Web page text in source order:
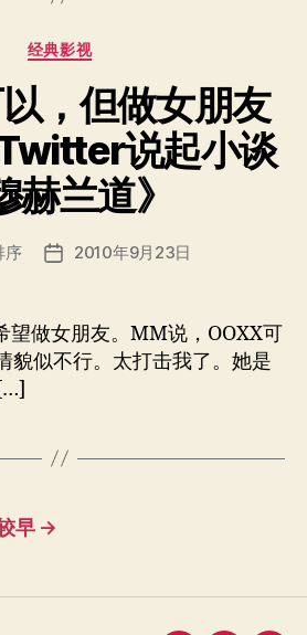
分
经典影视
，但做女朋友
说起小谈
赫兰道》
序
发
期
2010年9月23日
望做女朋友。MM说，OOXX可
貌似不行。太打击我了。她是
早 →